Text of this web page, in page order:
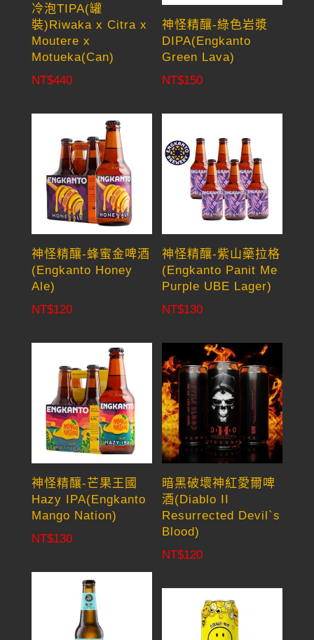
冷泡TIPA(罐
裝)Riwaka x Citra x
Moutere x
Motueka(Can)
NT$440
神怪精釀-綠色岩漿
DIPA(Engkanto
Green Lava)
NT$150
神怪精釀-蜂蜜金啤酒
(Engkanto Honey
Ale)
NT$120
神怪精釀-紫山藥拉格
(Engkanto Panit Me
Purple UBE Lager)
NT$130
神怪精釀-芒果王國
Hazy IPA(Engkanto
Mango Nation)
NT$130
暗黑破壞神紅愛爾啤
酒(Diablo II
Resurrected Devil`s
Blood)
NT$120